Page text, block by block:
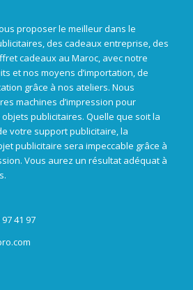
proposer le meilleur dans le
des cadeaux entreprise, des
cadeaux au Maroc, avec notre
et nos moyens d’importation, de
grâce à nos ateliers. Nous
machines d’impression pour
publicitaires. Quelle que soit la
votre support publicitaire, la
publicitaire sera impeccable grâce à
Vous aurez un résultat adéquat à
41 97